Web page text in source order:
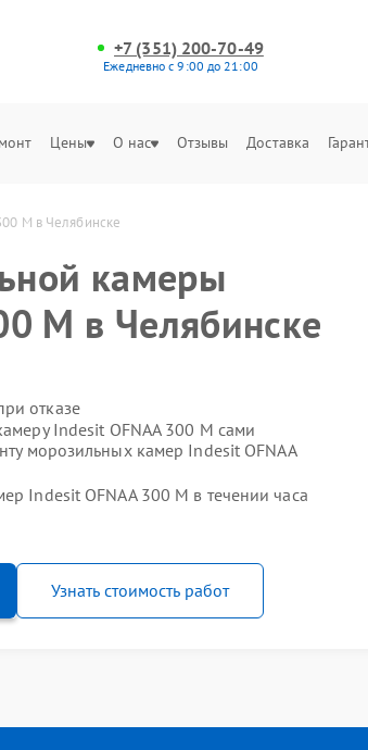
+7 (351) 200-70-49
Ежедневно с 9:00 до 21:00
Цены О нас Отзывы Доставка
M в Челябинске
камеры
M в Челябинске
отказе
Indesit OFNAA 300 M сами
морозильных камер Indesit OFNAA
Indesit OFNAA 300 M в течении часа
Узнать стоимость работ